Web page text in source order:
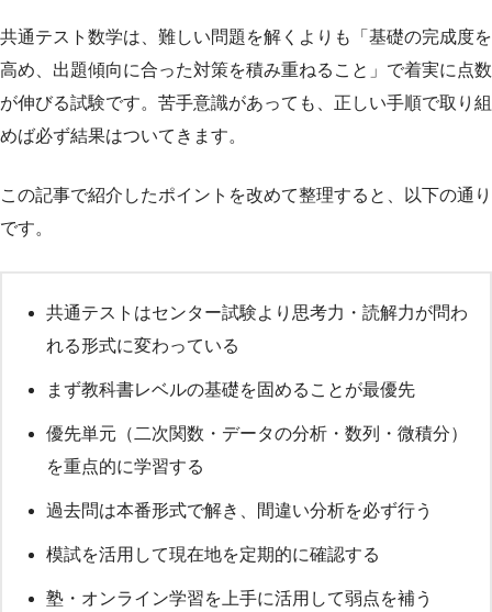
共通テスト数学は、難しい問題を解くよりも「基礎の完成度を
高め、出題傾向に合った対策を積み重ねること」で着実に点数
が伸びる試験です。苦手意識があっても、正しい手順で取り組
めば必ず結果はついてきます。
この記事で紹介したポイントを改めて整理すると、以下の通り
です。
共通テストはセンター試験より思考力・読解力が問わ
れる形式に変わっている
まず教科書レベルの基礎を固めることが最優先
優先単元（二次関数・データの分析・数列・微積分）
を重点的に学習する
過去問は本番形式で解き、間違い分析を必ず行う
模試を活用して現在地を定期的に確認する
塾・オンライン学習を上手に活用して弱点を補う